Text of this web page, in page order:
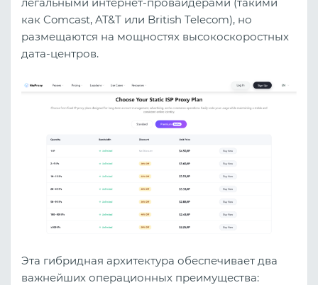
легальными интернет-провайдерами (такими
как Comcast, AT&T или British Telecom), но
размещаются на мощностях высокоскоростных
дата-центров.
Эта гибридная архитектура обеспечивает два
важнейших операционных преимущества: